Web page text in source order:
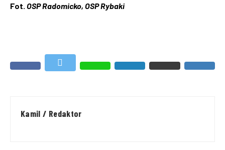
Fot. OSP Radomicko, OSP Rybaki
Kamil / Redaktor